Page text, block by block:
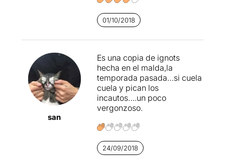
01/10/2018
san
Es una copia de ignots
hecha en el malda,la
temporada pasada…si cuela
cuela y pican los
incautos….un poco
vergonzoso.
24/09/2018